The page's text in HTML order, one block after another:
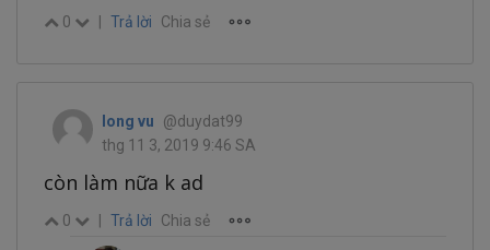
0 Trả lời Chia sẻ
long vu
@duydat99
thg 11 3, 2019 9:46 SA
còn làm nữa k ad
0 Trả lời Chia sẻ